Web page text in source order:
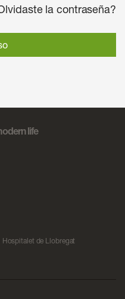
la contraseña?
life
Hospitalet de Llobregat